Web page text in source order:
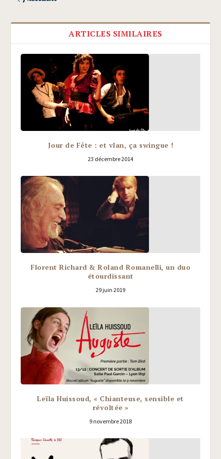
ARTICLES SIMILAIRES
Jour de Fête : et vlan, ça swingue !
23 décembre 2014
Florent Richard & Roland Romanelli, un duo
étourdissant
29 juin 2019
Leïla Huissoud, « Chianteuse, sensible et
révoltée »
9 novembre 2018